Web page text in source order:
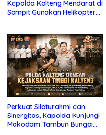
Kapolda Kalteng Mendarat di
Sampit Gunakan Helikopter
Perkuat Silaturahmi dan
Sinergitas, Kapolda Kunjungi
Makodam Tambun Bungai